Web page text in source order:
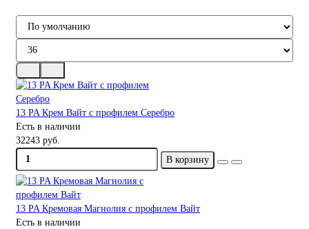
13 PA Крем Вайт с профилем Серебро
Есть в наличии
32243 руб.
В корзину
13 PA Кремовая Магнолия с профилем Вайт
Есть в наличии